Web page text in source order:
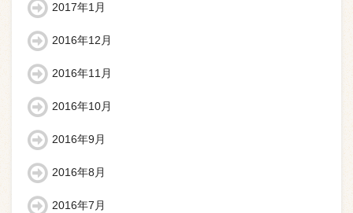
2017年1月
2016年12月
2016年11月
2016年10月
2016年9月
2016年8月
2016年7月